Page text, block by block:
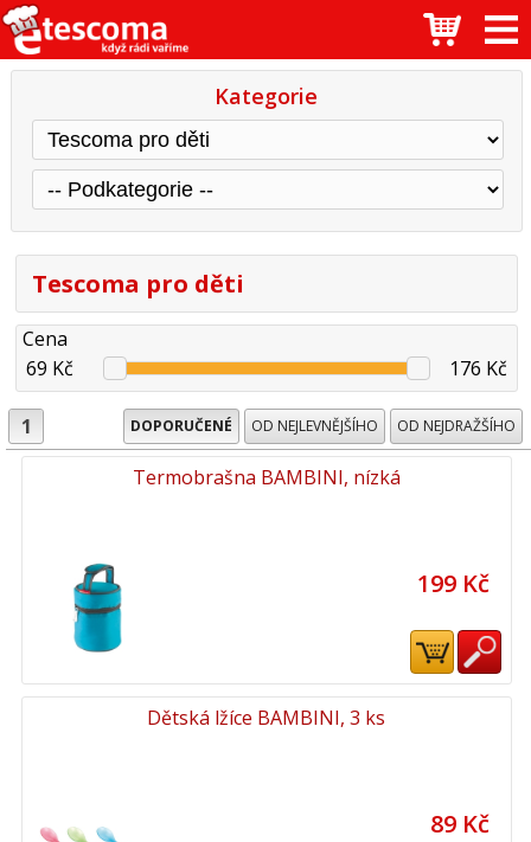
Kategorie
Tescoma pro děti
Cena
69 Kč
176 Kč
1 DOPORUČENÉ OD NEJLEVNĚJŠÍHO OD NEJDRAŽŠÍHO
Termobrašna BAMBINI, nízká
199 Kč
Dětská lžíce BAMBINI, 3 ks
89 Kč